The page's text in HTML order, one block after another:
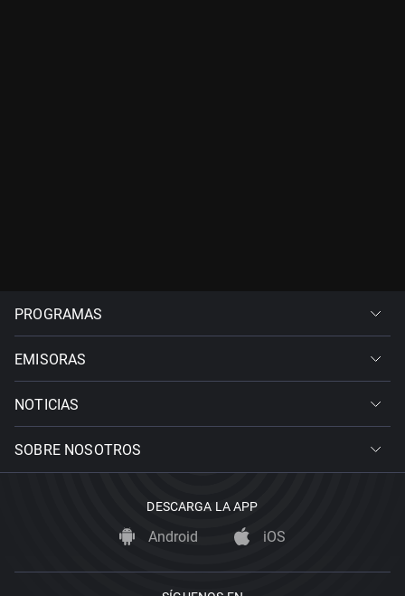
PROGRAMAS
EMISORAS
NOTICIAS
SOBRE NOSOTROS
DESCARGA LA APP
Android iOS